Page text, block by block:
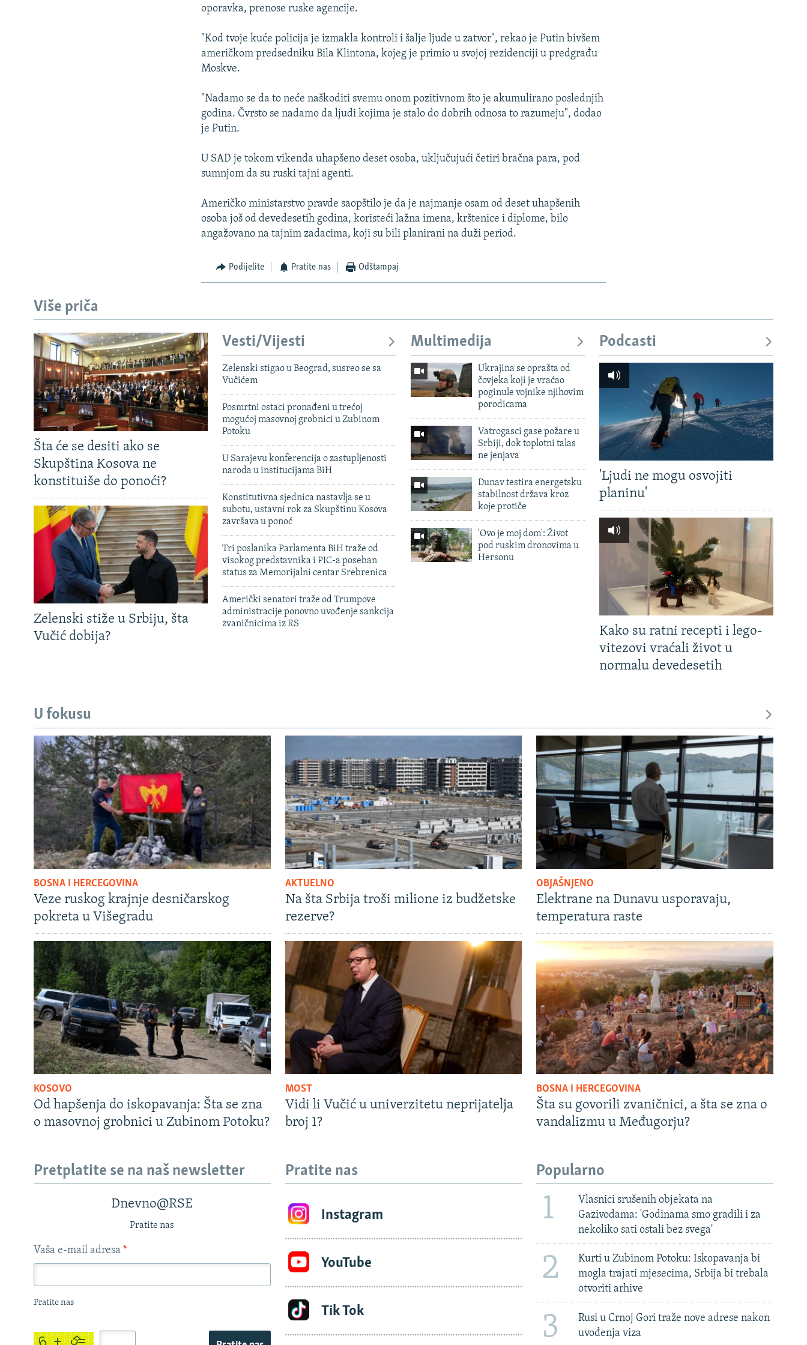
oporavka, prenose ruske agencije.
"Kod tvoje kuće policija je izmakla kontroli i šalje ljude u zatvor", rekao je Putin bivšem
američkom predsedniku Bila Klintona, kojeg je primio u svojoj rezidenciji u predgrađu
Moskve.
"Nadamo se da to neće naškoditi svemu onom pozitivnom što je akumulirano poslednjih
godina. Čvrsto se nadamo da ljudi kojima je stalo do dobrih odnosa to razumeju", dodao
je Putin.
U SAD je tokom vikenda uhapšeno deset osoba, uključujući četiri bračna para, pod
sumnjom da su ruski tajni agenti.
Američko ministarstvo pravde saopštilo je da je najmanje osam od deset uhapšenih
osoba još od devedesetih godina, koristeći lažna imena, krštenice i diplome, bilo
angažovano na tajnim zadacima, koji su bili planirani na duži period.
Podijelite Pratite nas Odštampaj
Više priča
Šta će se desiti ako se
Skupština Kosova ne
konstituiše do ponoći?
Zelenski stiže u Srbiju, šta
Vučić dobija?
Vesti/Vijesti
Zelenski stigao u Beograd, susreo se sa
Vučićem
Posmrtni ostaci pronađeni u trećoj
mogućoj masovnoj grobnici u Zubinom
Potoku
U Sarajevu konferencija o zastupljenosti
naroda u institucijama BiH
Konstitutivna sjednica nastavlja se u
subotu, ustavni rok za Skupštinu Kosova
završava u ponoć
Tri poslanika Parlamenta BiH traže od
visokog predstavnika i PIC-a poseban
status za Memorijalni centar Srebrenica
Američki senatori traže od Trumpove
administracije ponovno uvođenje sankcija
zvaničnicima iz RS
Multimedija
Ukrajina se oprašta od
čovjeka koji je vraćao
poginule vojnike njihovim
porodicama
Vatrogasci gase požare u
Srbiji, dok toplotni talas
ne jenjava
Dunav testira energetsku
stabilnost država kroz
koje protiče
'Ovo je moj dom': Život
pod ruskim dronovima u
Hersonu
Podcasti
'Ljudi ne mogu osvojiti
planinu'
Kako su ratni recepti i lego-
vitezovi vraćali život u
normalu devedesetih
U fokusu
BOSNA I HERCEGOVINA
Veze ruskog krajnje desničarskog
pokreta u Višegradu
AKTUELNO
Na šta Srbija troši milione iz budžetske
rezerve?
OBJAŠNJENO
Elektrane na Dunavu usporavaju,
temperatura raste
KOSOVO
Od hapšenja do iskopavanja: Šta se zna
o masovnoj grobnici u Zubinom Potoku?
MOST
Vidi li Vučić u univerzitetu neprijatelja
broj 1?
BOSNA I HERCEGOVINA
Šta su govorili zvaničnici, a šta se zna o
vandalizmu u Međugorju?
Pretplatite se na naš newsletter
Dnevno@RSE
Pratite nas
Vaša e-mail adresa *
Pratite nas
Pratite nas
Instagram
YouTube
Tik Tok
Popularno
1
Vlasnici srušenih objekata na
Gazivodama: 'Godinama smo gradili i za
nekoliko sati ostali bez svega'
2
Kurti u Zubinom Potoku: Iskopavanja bi
mogla trajati mjesecima, Srbija bi trebala
otvoriti arhive
3
Rusi u Crnoj Gori traže nove adrese nakon
uvođenja viza